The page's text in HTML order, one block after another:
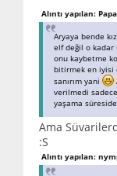
Alıntı yapılan:
Aryaya bende
elf değil o kadar
onu kaybetme
bitirmek en iyisi
sanırım yani
verilmedi
yaşama
Ama
:S
Alıntı yapılan: